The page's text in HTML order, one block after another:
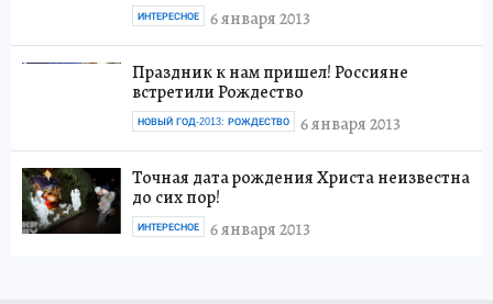
6 января 2013
ИНТЕРЕСНОЕ
Праздник к нам пришел! Россияне
встретили Рождество
6 января 2013
НОВЫЙ ГОД-2013: РОЖДЕСТВО
Точная дата рождения Христа неизвестна
до сих пор!
6 января 2013
ИНТЕРЕСНОЕ